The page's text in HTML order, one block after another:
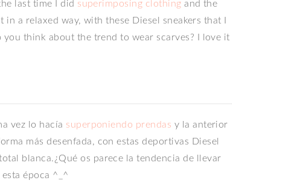
last time I did superimposing clothing and the
in a relaxed way, with these Diesel sneakers that I
think about the trend to wear scarves? I love it
vez lo hacía superponiendo prendas y la anterior
más desenfada, con estas deportivas Diesel
blanca.¿Qué os parece la tendencia de llevar
época ^_^